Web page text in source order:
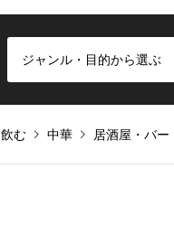
ジャンル・目的から選ぶ
飲む 中華 居酒屋・バー